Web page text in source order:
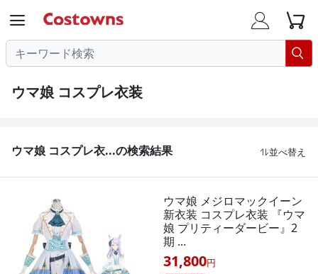
  

ウマ娘 コスプレ衣装
ウマ娘 コスプレ衣...の検索結果 並べ替え
ウマ娘 メジロマックイーン
新衣装 コスプレ衣装 『ウマ
娘 プリティーダービー』2
期 ...
31,800円